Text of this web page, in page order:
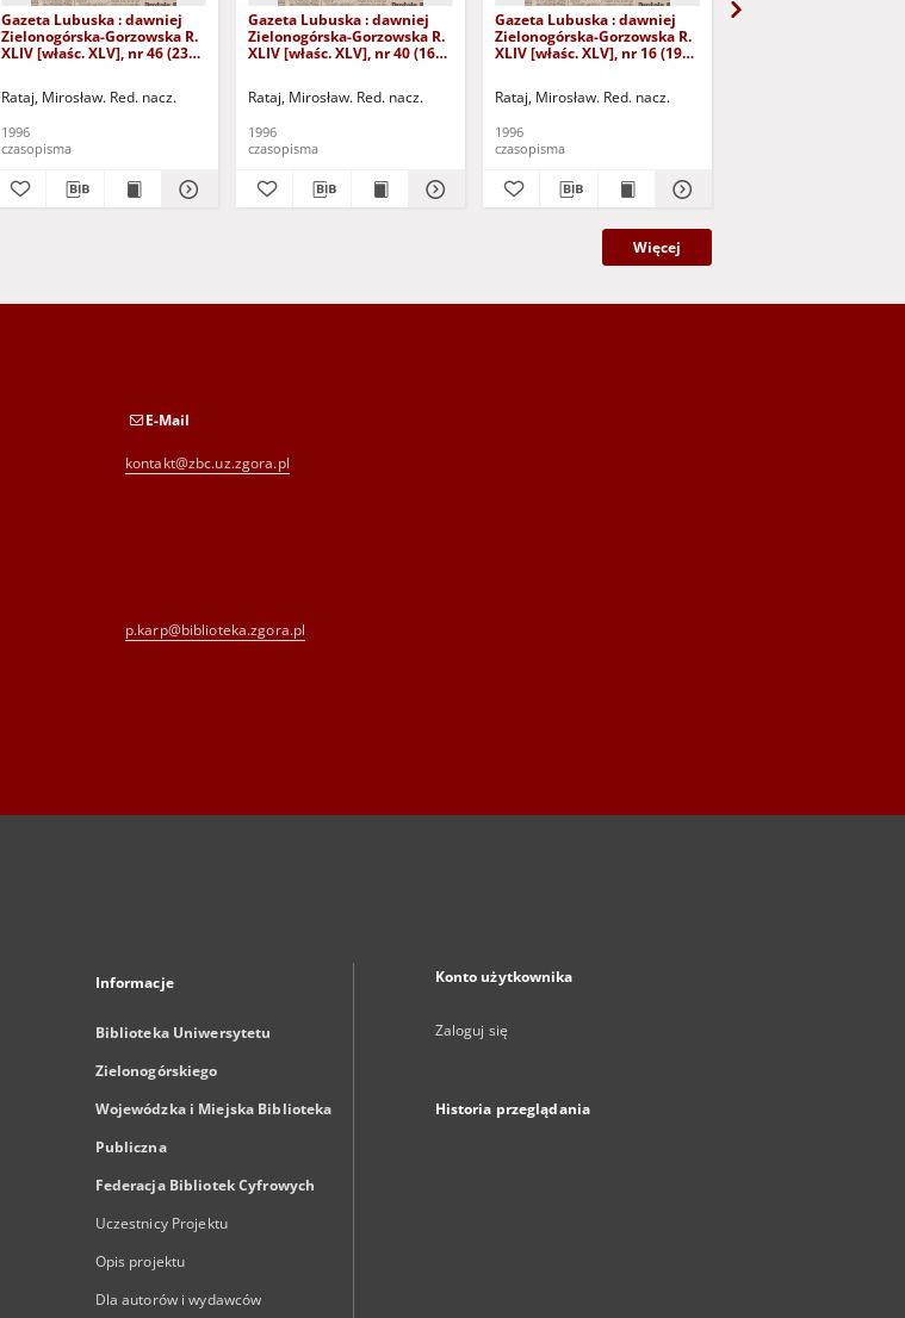
Gazeta Lubuska : dawniej
Zielonogórska-Gorzowska R.
XLIV [właśc. XLV], nr 46 (23
Rataj, Mirosław. Red. nacz.
1996
czasopisma
Gazeta Lubuska : dawniej
Zielonogórska-Gorzowska R.
XLIV [właśc. XLV], nr 40 (16
Rataj, Mirosław. Red. nacz.
1996
czasopisma
Gazeta Lubuska : dawniej
Zielonogórska-Gorzowska R.
XLIV [właśc. XLV], nr 16 (19
Rataj, Mirosław. Red. nacz.
1996
czasopisma
Więcej
E-Mail
kontakt@zbc.uz.zgora.pl
p.karp@biblioteka.zgora.pl
Informacje
Biblioteka Uniwersytetu
Zielonogórskiego
Wojewódzka i Miejska Biblioteka
Publiczna
Federacja Bibliotek Cyfrowych
Uczestnicy Projektu
Opis projektu
Dla autorów i wydawców
Konto użytkownika
Zaloguj się
Historia przeglądania